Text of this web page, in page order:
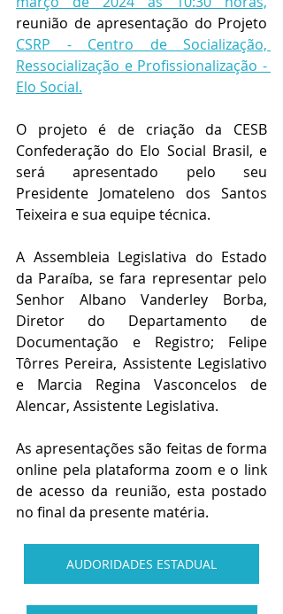
CSRP - Centro de Socialização,
Ressocialização e Profissionalização -
Elo Social.
O projeto é de criação da CESB
Confederação do Elo Social Brasil, e
será apresentado pelo seu
Presidente Jomateleno dos Santos
Teixeira e sua equipe técnica.
A Assembleia Legislativa do Estado
da Paraíba, se fara representar pelo
Senhor Albano Vanderley Borba,
Diretor do Departamento de
Documentação e Registro; Felipe
Tôrres Pereira, Assistente Legislativo
e Marcia Regina Vasconcelos de
Alencar, Assistente Legislativa.
As apresentações são feitas de forma
online pela plataforma zoom e o link
de acesso da reunião, esta postado
no final da presente matéria.
AUDORIDADES ESTADUAL